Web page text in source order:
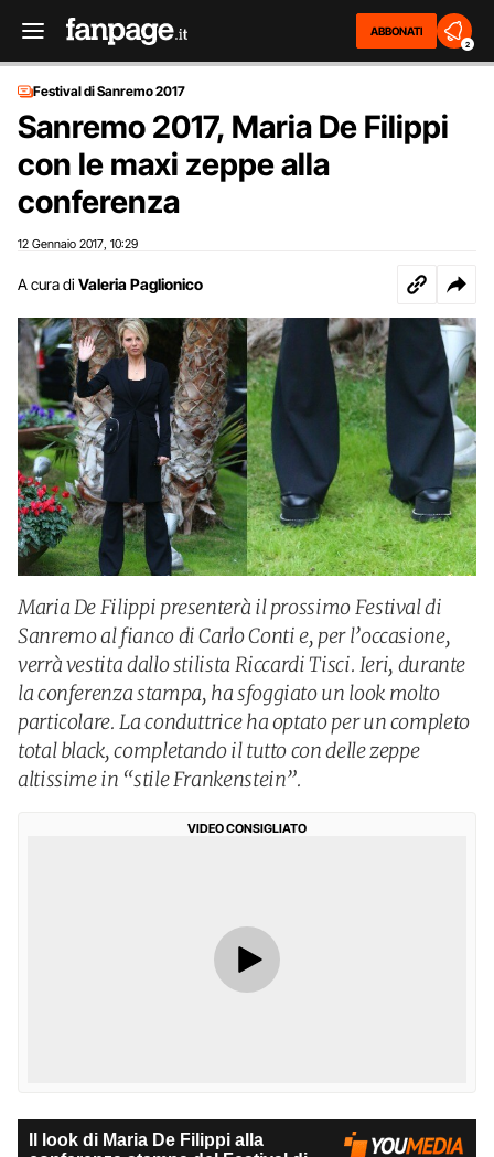
ABBONATI
2
Festival di Sanremo 2017
Sanremo 2017, Maria De Filippi
con le maxi zeppe alla
conferenza
12 Gennaio 2017 10:29
A cura di Valeria Paglionico
Maria De Filippi presenterà il prossimo Festival di
Sanremo al fianco di Carlo Conti e, per l’occasione,
verrà vestita dallo stilista Riccardi Tisci. Ieri, durante
la conferenza stampa, ha sfoggiato un look molto
particolare. La conduttrice ha optato per un completo
total black, completando il tutto con delle zeppe
altissime in “stile Frankenstein”.
VIDEO CONSIGLIATO